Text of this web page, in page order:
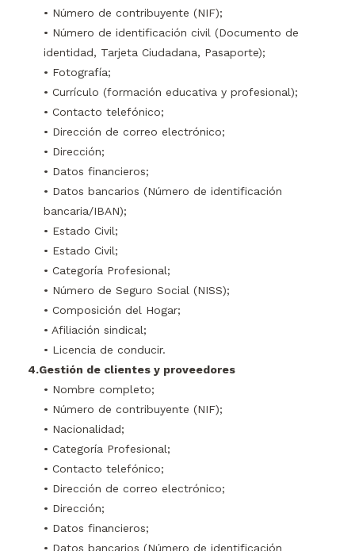
• Número de contribuyente (NIF);
• Número de identificación civil (Documento de
identidad, Tarjeta Ciudadana, Pasaporte);
• Fotografía;
• Currículo (formación educativa y profesional);
• Contacto telefónico;
• Dirección de correo electrónico;
• Dirección;
• Datos financieros;
• Datos bancarios (Número de identificación
bancaria/IBAN);
• Estado Civil;
• Estado Civil;
• Categoría Profesional;
• Número de Seguro Social (NISS);
• Composición del Hogar;
• Afiliación sindical;
• Licencia de conducir.
4.Gestión de clientes y proveedores
• Nombre completo;
• Número de contribuyente (NIF);
• Nacionalidad;
• Categoría Profesional;
• Contacto telefónico;
• Dirección de correo electrónico;
• Dirección;
• Datos financieros;
• Datos bancarios (Número de identificación